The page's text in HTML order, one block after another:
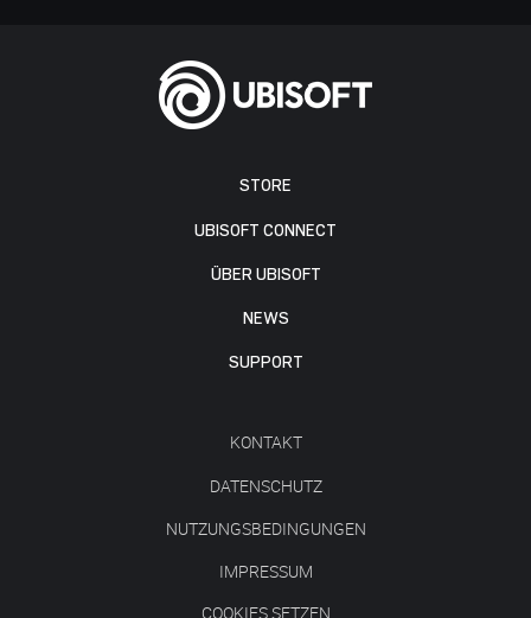
STORE
UBISOFT CONNECT
ÜBER UBISOFT
NEWS
SUPPORT
KONTAKT
DATENSCHUTZ
NUTZUNGSBEDINGUNGEN
IMPRESSUM
COOKIES SETZEN